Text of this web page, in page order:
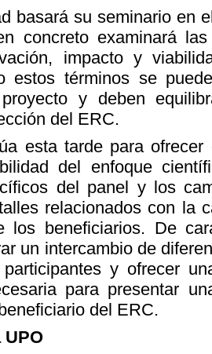
basará su seminario en
concreto examinará
impacto y
estos términos se
y deben
del ERC.
esta tarde para
del enfoque
del panel y los
relacionados con la
los beneficiarios. De
un intercambio de
participantes y ofrecer
para presentar
del ERC.
UPO